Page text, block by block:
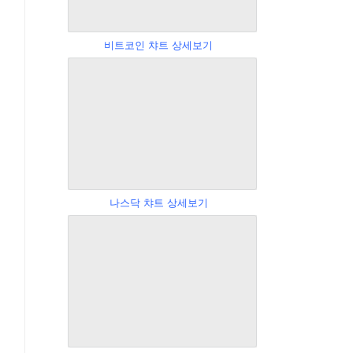
비트코인 챠트 상세보기
나스닥 챠트 상세보기